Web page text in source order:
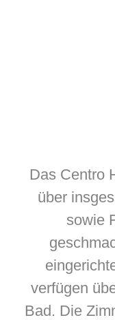
Das Centro
über
sowie
verfügen
Bad. Die